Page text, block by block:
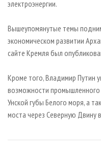
электроэнергии.
Вышеупомянутые темы
экономическом развитии
сайте Кремля был
Кроме того, Владимир Путин
возможности
Унской губы Белого моря, а
моста через Северную Двину